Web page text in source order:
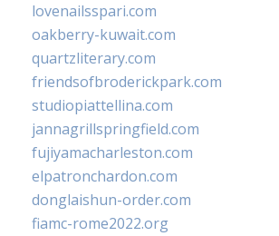
lovenailsspari.com
oakberry-kuwait.com
quartzliterary.com
friendsofbroderickpark.com
studiopiattellina.com
jannagrillspringfield.com
fujiyamacharleston.com
elpatronchardon.com
donglaishun-order.com
fiamc-rome2022.org